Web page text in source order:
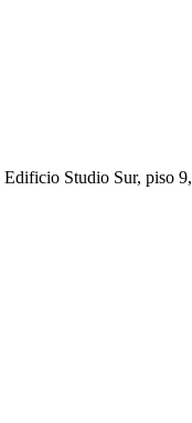
Edificio Studio Sur, piso 9,